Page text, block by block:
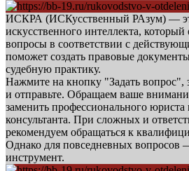
ИСКРА (ИСКусственный РАзум) —
искусственного интеллекта,
вопросы в соответствии с
поможет создать правовые
судебную практику.
Нажмите на кнопку "Задать вопрос",
и отправьте. Обращаем ваше
заменить профессионального юриста
консультанта. При сложных и
рекомендуем обращаться к
Однако для повседневных
инструмент.